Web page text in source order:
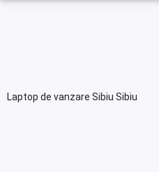
Laptop de vanzare Sibiu Sibiu